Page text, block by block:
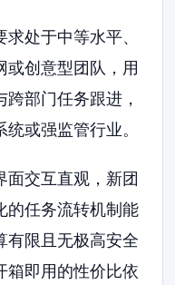
求处于中等水平、
或创意型团队，用
部门任务跟进，
或强监管行业。
面交互直观，新团
的任务流转机制能
有限且无极高安全
箱即用的性价比依